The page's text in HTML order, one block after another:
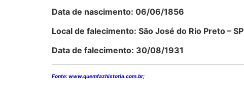
Data de nascimento: 06/06/1856
Local de falecimento: São José do Rio Preto – SP
Data de falecimento: 30/08/1931
Fonte: www.quemfazhistoria.com.br;